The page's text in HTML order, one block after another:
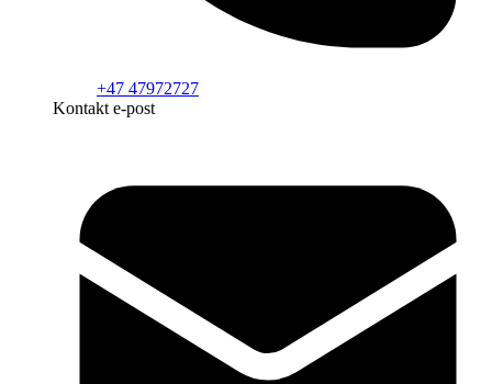
+47 47972727
Kontakt e-post